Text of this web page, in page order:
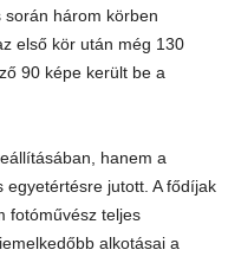
során három körben
első kör után még 130
90 képe került be a
hanem a
jutott. A fődíjak
fotóművész teljes
alkotásai a